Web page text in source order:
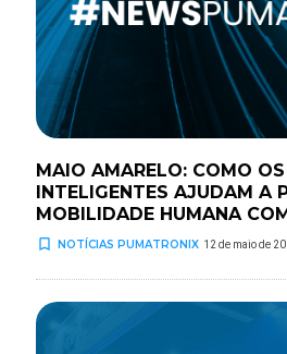
MAIO AMARELO: COMO
INTELIGENTES AJUDAM A
MOBILIDADE HUMANA
turned_in_not NOTÍCIAS PUMATRONIX 12 de maio de